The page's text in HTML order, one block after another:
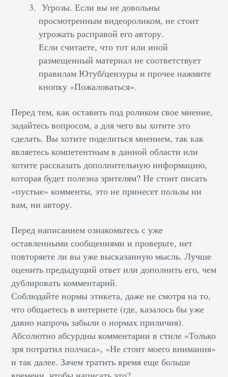
Угрозы. Если вы не довольны
просмотренным видеороликом, не стоит
угрожать расправой его автору.
Если считаете, что тот или иной
размещенный материал не соответствует
правилам Ютуб/цензуры и прочее нажмите
кнопку «Пожаловаться».
Перед тем, как оставить под роликом свое мнение,
задайтесь вопросом, а для чего вы хотите это
сделать. Вы хотите поделиться мнением, так как
являетесь компетентным в данной области или
хотите рассказать дополнительную информацию,
которая будет полезна зрителям? Не стоит писать
«пустые» комменты, это не принесет пользы ни
вам, ни автору.
Перед написанием ознакомьтесь с уже
оставленными сообщениями и проверьте, нет
повторяете ли вы уже высказанную мысль. Лучше
оценить предыдущий ответ или дополнить его, чем
дублировать комментарий.
Соблюдайте нормы этикета, даже не смотря на то,
что общаетесь в интернете (где, казалось бы уже
давно напрочь забыли о нормах приличия).
Абсолютно абсурдны комментарии в стиле «Только
зря потратил полчаса», «Не стоит моего внимания»
и так далее. Зачем тратить время еще больше